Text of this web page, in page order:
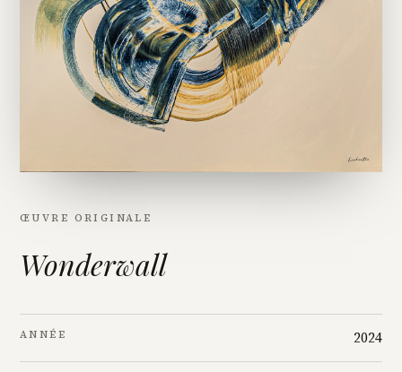
ŒUVRE ORIGINALE
Wonderwall
ANNÉE 2024